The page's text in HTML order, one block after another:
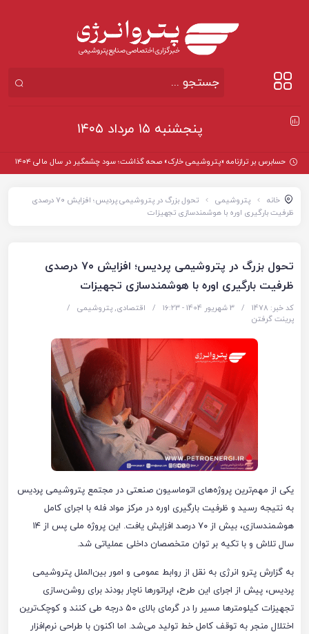
پنجشنبه ۱۵ مرداد ۱۴۰۵
حسابرس بر ترازنامه «پتروشیمی خارک» صحه گذاشت؛ سود چشمگیر در سال مالی ۱۴۰۴
خانه پتروشیمی
تحول بزرگ در پتروشیمی پردیس؛ افزایش ۷۰ درصدی
ظرفیت بارگیری اوره با هوشمندسازی تجهیزات
تحول بزرگ در پتروشیمی پردیس؛ افزایش ۷۰ درصدی
ظرفیت بارگیری اوره با هوشمندسازی تجهیزات
کد خبر: 1478 / 3 شهریور 1404 - ۱۶:۲۳ / اقتصادی, پتروشیمی
/
پرینت گرفتن
یکی از مهم‌ترین پروژه‌های اتوماسیون صنعتی در مجتمع پتروشیمی پردیس
به نتیجه رسید و ظرفیت بارگیری اوره در مرکز مواد فله با اجرای کامل
هوشمندسازی، بیش از ۷۰ درصد افزایش یافت. این پروژه ملی پس از ۱۴
سال تلاش و با تکیه بر توان متخصصان داخلی عملیاتی شد.
به گزارش پترو انرژی به نقل از روابط عمومی و امور بین‌الملل پتروشیمی
پردیس، پیش از اجرای این طرح، اپراتورها ناچار بودند برای روشن‌سازی
تجهیزات کیلومترها مسیر را در گرمای بالای ۵۰ درجه طی کنند و کوچک‌ترین
اختلال منجر به توقف کامل خط تولید می‌شد. اما اکنون با طراحی نرم‌افزار